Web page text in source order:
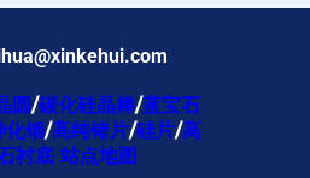
圆/碳化硅晶棒/蓝宝石
化铟/高纯锗片/硅片/高
衬底 站点地图